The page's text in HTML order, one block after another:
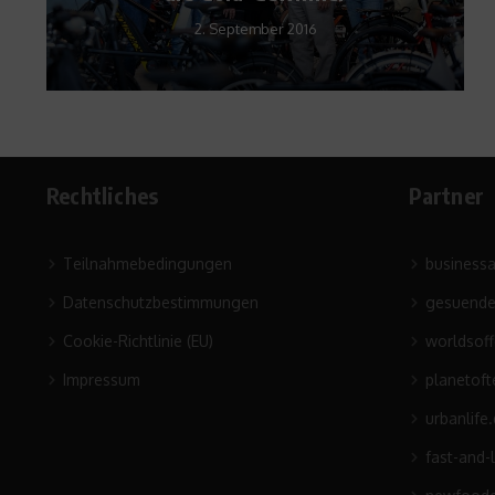
1. März 2021
Rechtliches
Teilnahmebedingungen
Datenschutzbestimmungen
Cookie-Richtlinie (EU)
Impressum
Partner
fast-and-